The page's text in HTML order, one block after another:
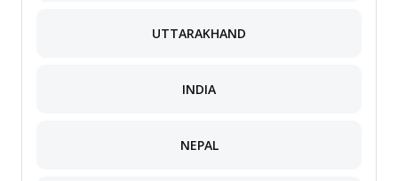
UTTARAKHAND
INDIA
NEPAL